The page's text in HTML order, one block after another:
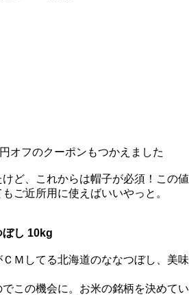
オフのクーポンもつかえました
ど、これからは帽子が必須！この値
ご近所用に使えばいいやっと。
ぼし 10kg
Ｍしてる北海道のななつぼし、美味
この機会に。お米の銘柄を決めてい